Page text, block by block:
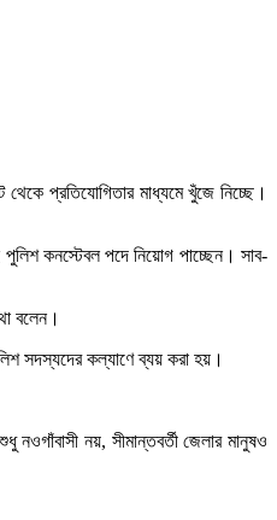
প্রতিযোগিতার মাধ্যমে খুঁজে নিচ্ছে।
পুলিশ কনস্টেবল পদে নিয়োগ পাচ্ছেন। সাব-
বলেন।
সদস্যদের কল্যাণে ব্যয় করা হয়।
নওগাঁবাসী নয়, সীমান্তবর্তী জেলার মানুষও